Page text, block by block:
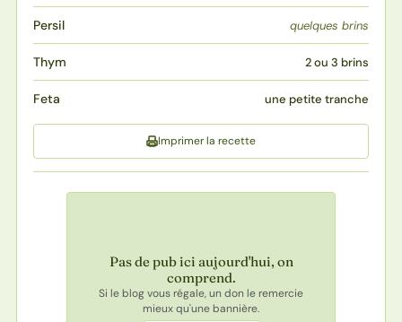
Persil quelques brins
Thym 2 ou 3 brins
Feta une petite tranche
Imprimer la recette
Pas de pub ici aujourd'hui, on
comprend.
Si le blog vous régale, un don le remercie
mieux qu'une bannière.